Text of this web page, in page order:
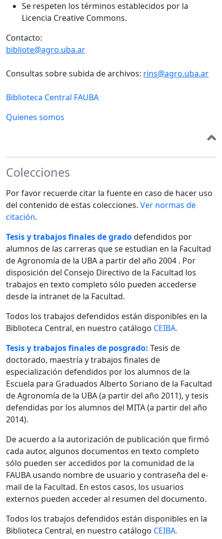
Se respeten los términos establecidos por la
Licencia Creative Commons.
Contacto:
bibliote@agro.uba.ar
Consultas sobre subida de archivos: rins@agro.uba.ar
Biblioteca Central FAUBA
Quienes somos
Colecciones
Por favor recuerde citar la fuente en caso de hacer uso
del contenido de estas colecciones. Ver normas de
citación.
Tesis y trabajos finales de gradodefendidos por
alumnos de las carreras que se estudian en la Facultad
de Agronomía de la UBA a partir del año 2004 . Por
disposición del Consejo Directivo de la Facultad los
trabajos en texto completo sólo pueden accederse
desde la intranet de la Facultad.
Todos los trabajos defendidos están disponibles en la
Biblioteca Central, en nuestro catálogo CEIBA.
Tesis y trabajos finales de posgrado: Tesis de
doctorado, maestría y trabajos finales de
especialización defendidos por los alumnos de la
Escuela para Graduados Alberto Soriano de la Facultad
de Agronomía de la UBA (a partir del año 2011), y tesis
defendidas por los alumnos del MITA (a partir del año
2014).
De acuerdo a la autorización de publicación que firmó
cada autor, algunos documentos en texto completo
sólo pueden ser accedidos por la comunidad de la
FAUBA usando nombre de usuario y contraseña del e-
mail de la Facultad. En estos casos, los usuarios
externos pueden acceder al resumen del documento.
Todos los trabajos defendidos están disponibles en la
Biblioteca Central, en nuestro catálogo CEIBA.